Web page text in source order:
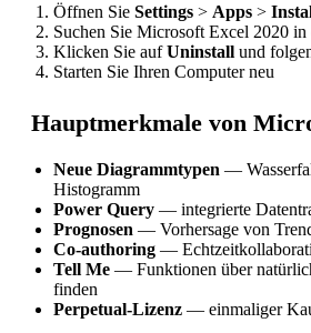
Öffnen Sie Settings > Apps >
Suchen Sie Microsoft Excel 2020 in
Klicken Sie aufUninstall und
Starten Sie Ihren Computer neu
Hauptmerkmale von
Neue Diagrammtypen —
Histogramm
Power Query — integrierte
Prognosen — Vorhersage von
Co-authoring —
Tell Me — Funktionen über
finden
Perpetual-Lizenz — einmaliger